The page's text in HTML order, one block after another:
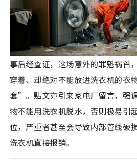
事后经查证，这场意外的罪魁祸首
穿着、却绝对不能放进洗衣机的
套”。贴文亦引来家电厂留言，强
物不能用洗衣机脱水，否则极易引
位，严重者甚至会导致内部管线破
洗衣机直接报销。